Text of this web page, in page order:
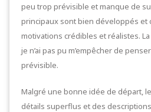
peu trop prévisible et manque de
principaux sont bien développés et
motivations crédibles et réalistes.
je n’ai pas pu m’empêcher de
prévisible.
Malgré une bonne idée de départ,
détails superflus et des